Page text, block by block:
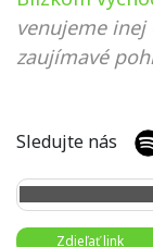
venujeme
zaujímavé
Sledujte nás
Zdieľať link